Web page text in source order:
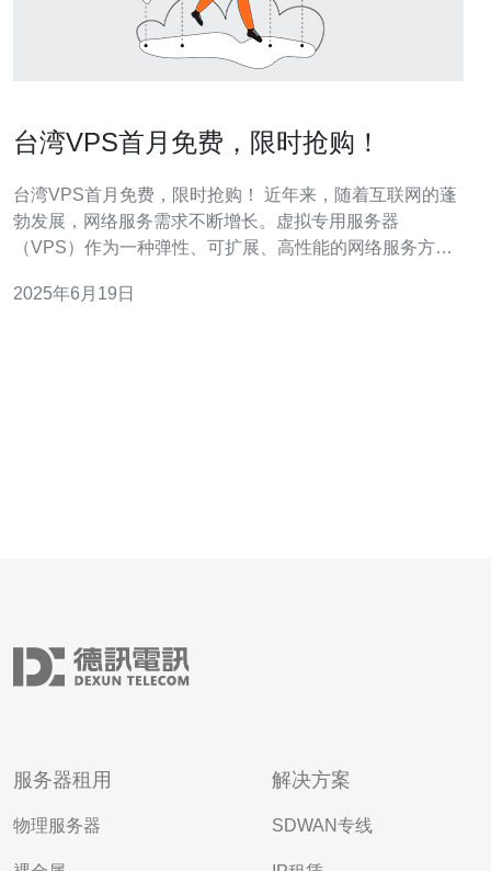
台湾VPS首月免费，限时抢购！
台湾VPS首月免费，限时抢购！ 近年来，随着互联网的蓬
勃发展，网络服务需求不断增长。虚拟专用服务器
（VPS）作为一种弹性、可扩展、高性能的网络服务方
的限时抢购活动即将开启，让您在节省成本的同时，享受
2025年6月19日
服务器租用
物理服务器
解决方案
SDWAN专线